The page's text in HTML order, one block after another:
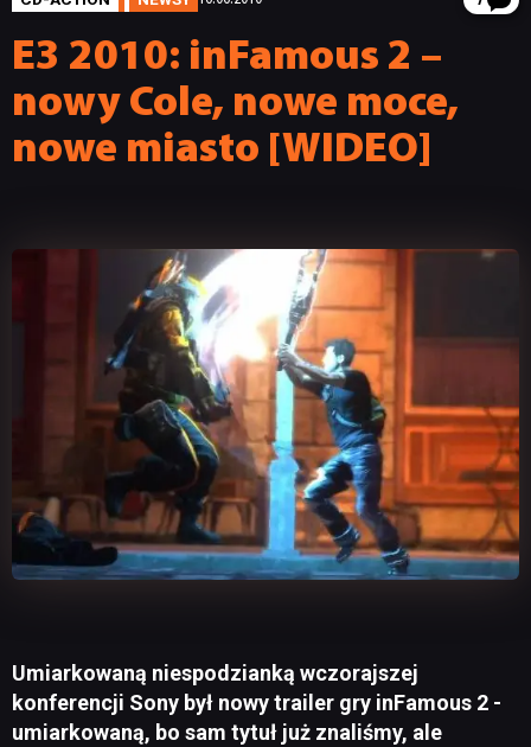
E3 2010: inFamous 2 –
nowy Cole, nowe moce,
nowe miasto [WIDEO]
Umiarkowaną niespodzianką wczorajszej
konferencji Sony był nowy trailer gry inFamous 2 -
umiarkowaną, bo sam tytuł już znaliśmy, ale